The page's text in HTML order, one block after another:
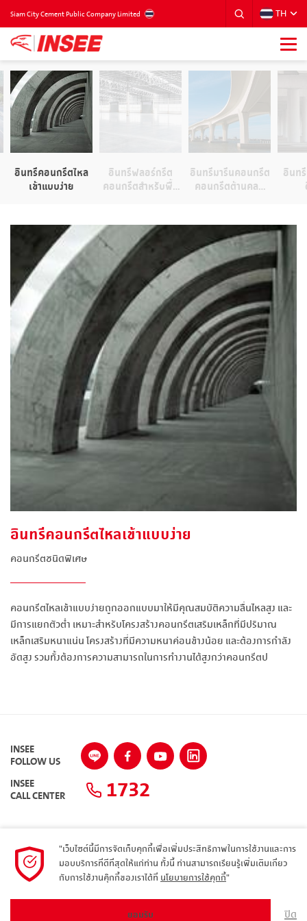
Siam City Cement Public Company Limited TH
อินทรีคอนกรีตไหล
เข้าแบบง่าย
อินทรีฟลอร์กรีต
คอนกรีตสำหรับพื้น
อินทรีมารีนคอนกรีต
คอนกรีตต้านคลอ
อินท
อินทรีคอนกรีตไหลเข้าแบบง่าย
คอนกรีตชนิดพิเศษ
คอนกรีตไหลเข้าแบบง่ายถูกออกแบบมาให้มีคุณสมบัติความลื่นไหลสูง และ
มีการแยกตัวต่ำ เหมาะสำหรับโครงสร้างคอนกรีตเสริมเหล็กที่มีปริมาณ
เหล็กเสริมหนาแน่น โครงสร้างที่มีความหนาค่อนข้างน้อย และต้องการกำลัง
อัดสูง รวมทั้งต้องการความสามารถในการทำงานได้สูงกว่าคอนกรีตป
INSEE
FOLLOW US
INSEE
CALL CENTER 1732
นโยบายความเป็นส่วนตัวARIBA
แผนผังเว็บไซต์
"เว็บไซต์นี้มีการจัดเก็บคุกกี้เพื่อเพิ่มประสิทธิภาพในการใช้งานและการ
มอบบริการที่ดีที่สุดให้แก่ท่าน ทั้งนี้ ท่านสามารถเรียนรู้เพิ่มเติมเกี่ยว
กับการใช้งานคุ๊กกี้ของเราได้ที่ นโยบายการใช้คุกกี้"
ยอมรับ ปิด